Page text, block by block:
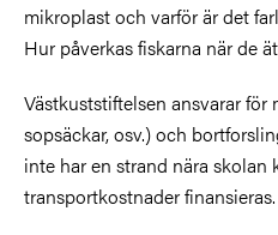
mikroplast och varför är det
Hur påverkas fiskarna när de
Västkuststiftelsen ansvarar för
sopsäckar, osv.) och
inte har en strand nära skolan
transportkostnader finansieras.